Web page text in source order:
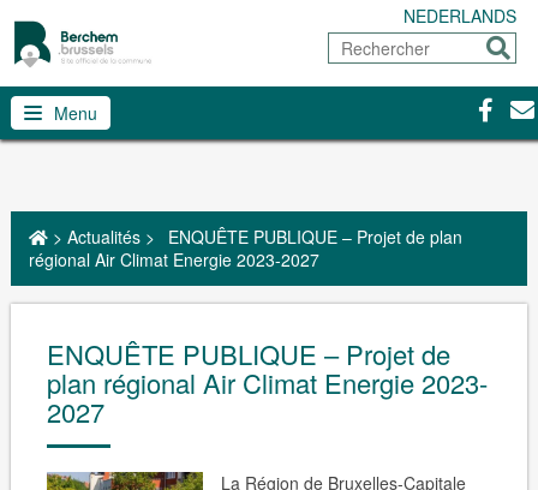
NEDERLANDS
Rechercher
Menu
> Actualités>
ENQUÊTE PUBLIQUE – Projet de plan
régional Air Climat Energie 2023-2027
ENQUÊTE PUBLIQUE – Projet de
plan régional Air Climat Energie 2023-
2027
La Région de Bruxelles-Capitale